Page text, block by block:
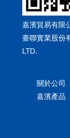
嘉濱貿易有限
臺聯實業股份
LTD.
關於公司
嘉濱產品